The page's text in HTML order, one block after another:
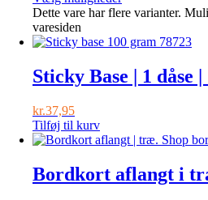
Dette vare har flere varianter.
varesiden
Sticky Base | 1 dåse |
kr.37,95
Tilføj til kurv
Bordkort aflangt i